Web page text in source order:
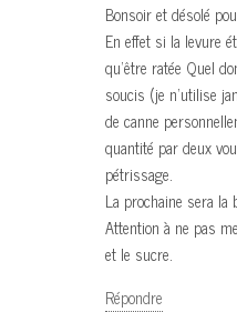
Bonsoir et désolé
En effet si la levure
qu’être ratée Quel
soucis (je n’utilise
de canne
quantité par deux
pétrissage.
La prochaine sera la
Attention à ne pas
et le sucre.
Répondre